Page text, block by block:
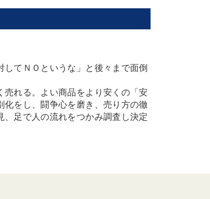
てＮＯというな」と後々まで面倒
れる。よい商品をより安くの「安
をし、闘争心を磨き、売り方の徹
足で人の流れをつかみ調査し決定